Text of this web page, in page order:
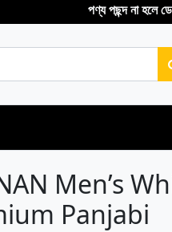
পণ্য পছন্দ না হলে ডেলিভারি
Men’s
Panjabi